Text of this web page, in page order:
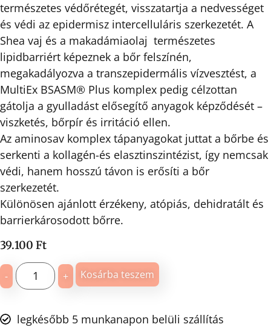
természetes védőrétegét, visszatartja a nedvességet
és védi az epidermisz intercelluláris szerkezetét. A
Shea vaj és a makadámiaolaj természetes
lipidbarriért képeznek a bőr felszínén,
megakadályozva a transzepidermális vízvesztést, a
MultiEx BSASM® Plus komplex pedig célzottan
gátolja a gyulladást elősegítő anyagok képződését –
viszketés, bőrpír és irritáció ellen.
Az aminosav komplex tápanyagokat juttat a bőrbe és
serkenti a kollagén-és elasztinszintézist, így nemcsak
védi, hanem hosszú távon is erősíti a bőr
szerkezetét.
Különösen ajánlott érzékeny, atópiás, dehidratált és
barrierkárosodott bőrre.
39.100 Ft
- + Kosárba teszem
legkésőbb 5 munkanapon belüli szállítás